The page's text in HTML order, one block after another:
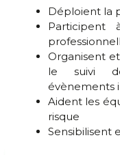
Déploient la
Participent
Organisent
le suivi
évènements
Aident les
risque
Sensibilisent